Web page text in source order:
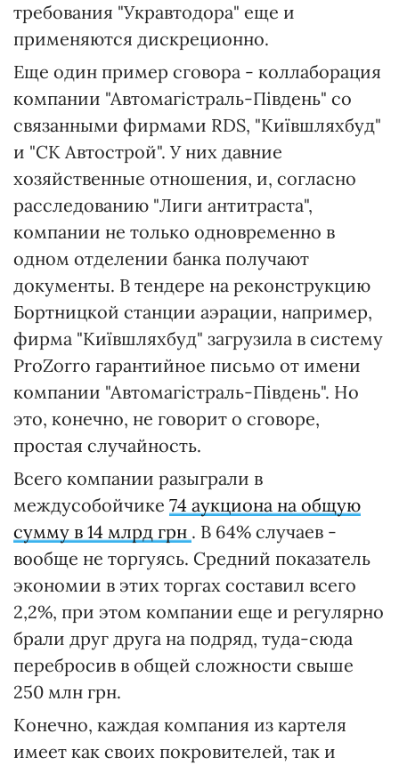
требования "Укравтодора" еще и
применяются дискреционно.
Еще один пример сговора - коллаборация
компании "Автомагістраль-Південь" со
связанными фирмами RDS, "Київшляхбуд"
и "СК Автострой". У них давние
хозяйственные отношения, и, согласно
расследованию "Лиги антитраста",
компании не только одновременно в
одном отделении банка получают
документы. В тендере на реконструкцию
Бортницкой станции аэрации, например,
фирма "Київшляхбуд" загрузила в систему
ProZorro гарантийное письмо от имени
компании "Автомагістраль-Південь". Но
это, конечно, не говорит о сговоре,
простая случайность.
Всего компании разыграли в
междуcобойчике 74 аукциона на общую
сумму в 14 млрд грн . В 64% случаев -
вообще не торгуясь. Средний показатель
экономии в этих торгах составил всего
2,2%, при этом компании еще и регулярно
брали друг друга на подряд, туда-сюда
перебросив в общей сложности свыше
250 млн грн.
Конечно, каждая компания из картеля
имеет как своих покровителей, так и